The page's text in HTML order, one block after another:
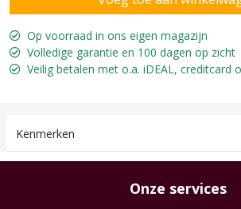
Op voorraad in ons eigen magazijn
Volledige garantie en 100 dagen op zicht
Veilig betalen met o.a. iDEAL, creditcard
Kenmerken
Onze services